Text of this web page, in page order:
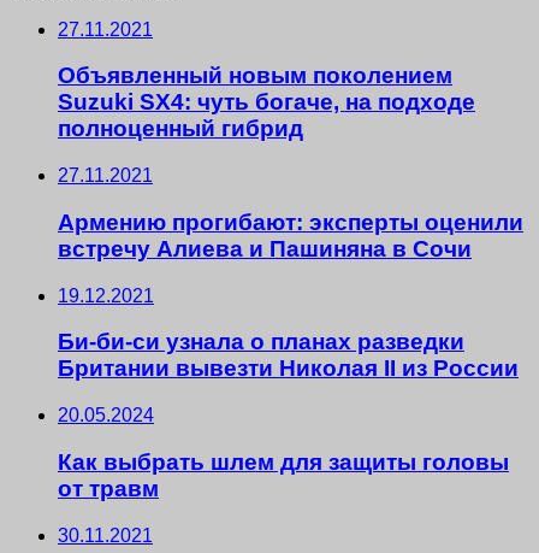
27.11.2021
Объявленный новым поколением
Suzuki SX4: чуть богаче, на подходе
полноценный гибрид
27.11.2021
Армению прогибают: эксперты оценили
встречу Алиева и Пашиняна в Сочи
19.12.2021
Би-би-си узнала о планах разведки
Британии вывезти Николая II из России
20.05.2024
Как выбрать шлем для защиты головы
от травм
30.11.2021